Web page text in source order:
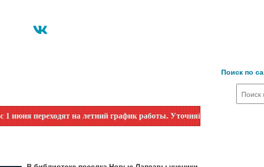
на летний график работы. Уточняйте время работы по
Поиск по